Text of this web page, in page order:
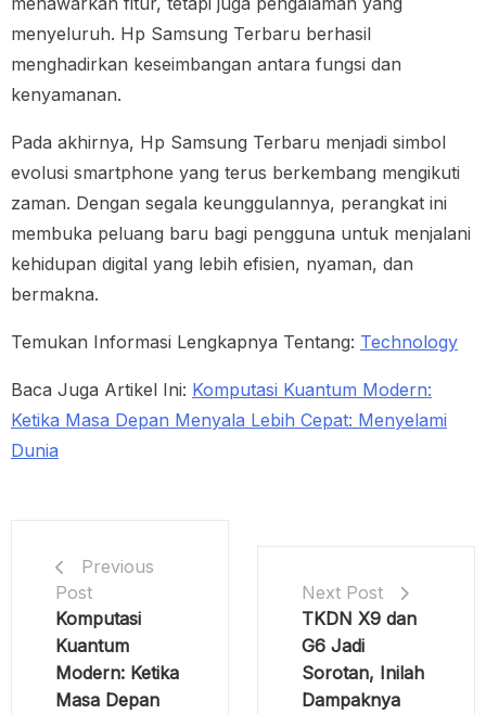
menyeluruh. Hp Samsung Terbaru berhasil
menghadirkan keseimbangan antara fungsi dan
kenyamanan.
Pada akhirnya, Hp Samsung Terbaru menjadi simbol
evolusi smartphone yang terus berkembang mengikuti
zaman. Dengan segala keunggulannya, perangkat ini
membuka peluang baru bagi pengguna untuk menjalani
kehidupan digital yang lebih efisien, nyaman, dan
bermakna.
Temukan Informasi Lengkapnya Tentang: Technology
Baca Juga Artikel Ini: Komputasi Kuantum Modern:
Ketika Masa Depan Menyala Lebih Cepat: Menyelami
Dunia
Previous
Post
Komputasi
Kuantum
Modern: Ketika
Masa Depan
Next Post
TKDN X9 dan
G6 Jadi
Sorotan, Inilah
Dampaknya